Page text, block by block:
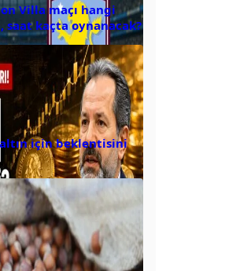
Villa maçı hangi
saat kaçta oynanacak?
için beklentisini